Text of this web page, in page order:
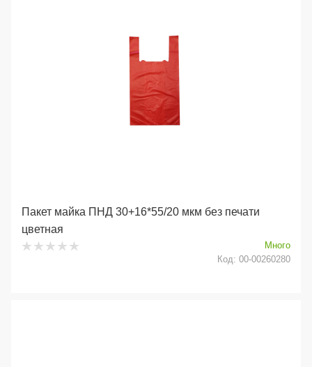
Пакет майка ПНД 30+16*55/20 мкм без печати
цветная
Много
Код: 00-00260280